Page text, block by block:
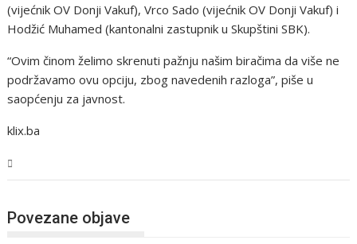
(vijećnik OV Donji Vakuf), Vrco Sado (vijećnik OV Donji Vakuf) i
Hodžić Muhamed (kantonalni zastupnik u Skupštini SBK).
“Ovim činom želimo skrenuti pažnju našim biračima da više ne
podržavamo ovu opciju, zbog navedenih razloga”, piše u
saopćenju za javnost.
klix.ba
Povezane objave